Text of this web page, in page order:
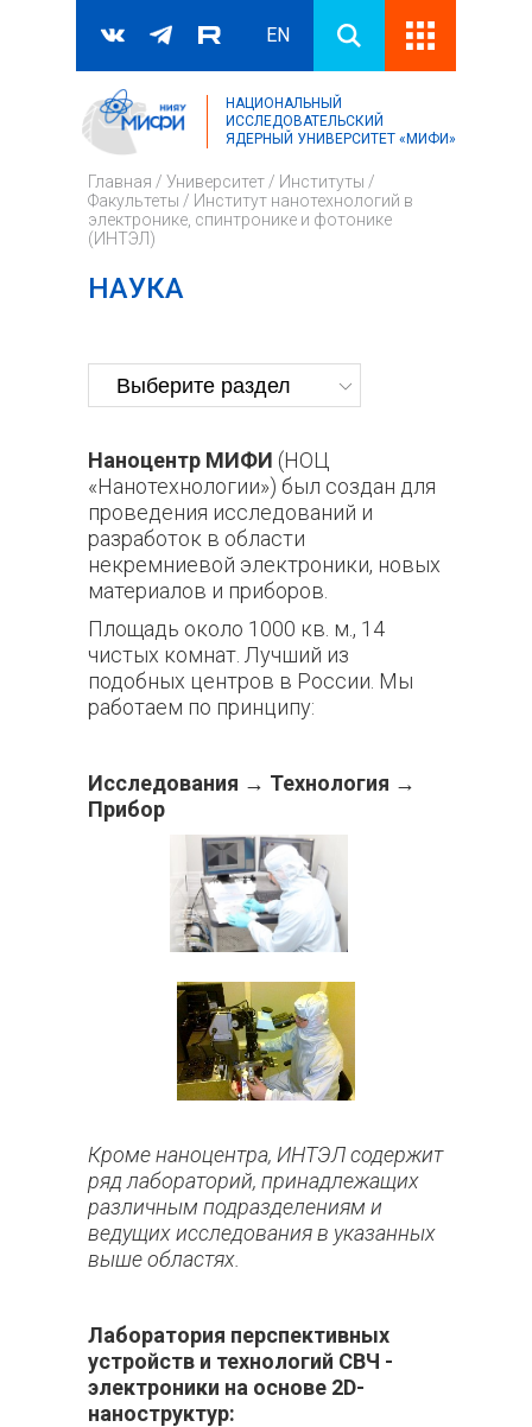
Форма поиска
Поиск
EN
НАЦИОНАЛЬНЫЙ
ИССЛЕДОВАТЕЛЬСКИЙ
ЯДЕРНЫЙ УНИВЕРСИТЕТ «МИФИ»
Главная / Университет / Институты /
Факультеты / Институт нанотехнологий в
электронике, спинтронике и фотонике
(ИНТЭЛ)
НАУКА
Наноцентр МИФИ (НОЦ
«Нанотехнологии») был создан для
проведения исследований и
разработок в области
некремниевой электроники, новых
материалов и приборов.
Площадь около 1000 кв. м., 14
чистых комнат. Лучший из
подобных центров в России. Мы
работаем по принципу:
Исследования → Технология →
Прибор
Кроме наноцентра, ИНТЭЛ содержит
ряд лабораторий, принадлежащих
различным подразделениям и
ведущих исследования в указанных
выше областях.
Лаборатория перспективных
устройств и технологий СВЧ -
электроники на основе 2D-
наноструктур: